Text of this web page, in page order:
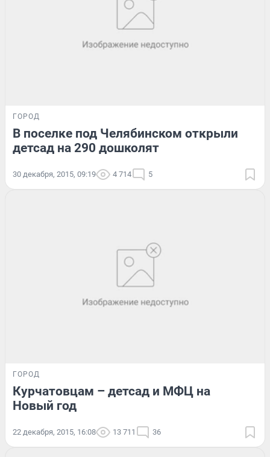
ГОРОД
В поселке под Челябинском открыли
детсад на 290 дошколят
30 декабря, 2015, 09:19 4 714 5
ГОРОД
Курчатовцам – детсад и МФЦ на
Новый год
22 декабря, 2015, 16:08 13 711 36